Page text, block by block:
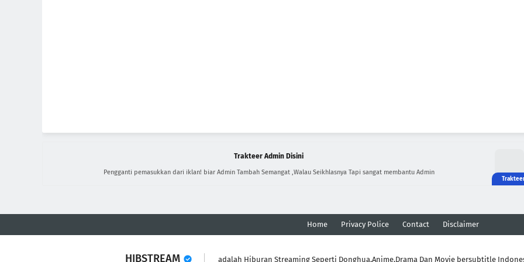
Trakteer Admin Disini
Pengganti pemasukkan dari iklan! biar Admin Tambah Semangat ,Walau Seikhlasnya Tapi sangat membantu Admin
Home Privacy Police Contact Disclaimer
HIBSTREAM adalah Hiburan Streaming Seperti Donghua,Anime,Drama Dan Movie bersubtitle